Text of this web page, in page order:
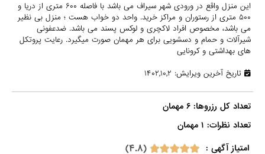
این منزل واقع در ورودی شهر سیراف می باشد با فاصله ۶۰۰ متری از دریا و
۵۰۰ متری از رستوران و مراکز خرید. واحد دو خواب هست ؛ منزل بی نظیر
می باشد، مخصوص افراد لاکچری و لوکس پسند می باشد. ضدعفونی
‌شیرآلات ‌و ‌حمام‌ و‌ دسشویی برای هر مهمان صورت میگیرد. رعایت پروتکل
های بهداشتی و کرونایی
تاریخ آخرین ویرایش: ۱۴۰۲,۱۰,۲
تعداد کل رزروها: ۶ مهمان
تعداد نظرات: ۱ مهمان
امتیاز آگهی :
(۴.۸)